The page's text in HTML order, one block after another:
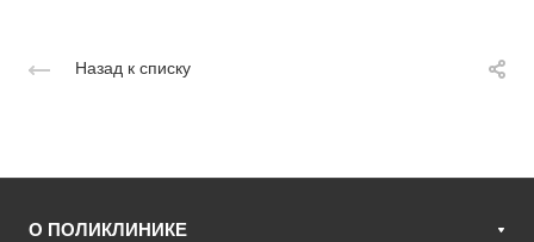
Назад к списку
О ПОЛИКЛИНИКЕ